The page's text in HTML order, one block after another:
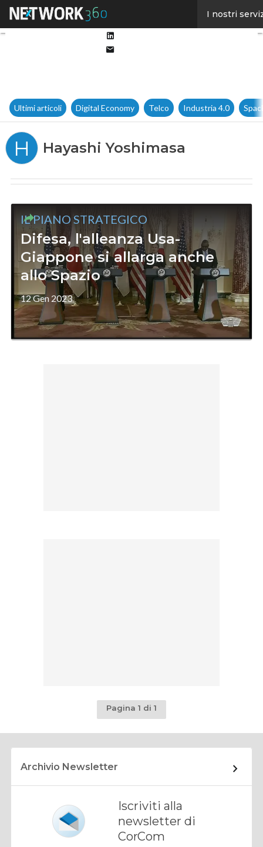
I nostri
Ultimi articoli Digital Economy Telco Industria 4.0
H Hayashi Yoshimasa
IL PIANO STRATEGICO
Difesa, l'alleanza Usa-
Giappone si allarga anche
allo Spazio
12 Gen 2023
Pagina 1 di 1
Archivio Newsletter
Iscriviti alla
newsletter di
CorCom